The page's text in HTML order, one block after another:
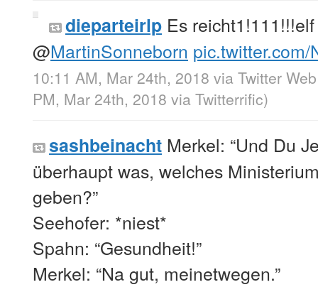
dieparteirlp Es
@MartinSonneborn
10:11 AM, Mar 24th, 2018 via Twitter
PM, Mar 24th, 2018 via Twitterrific)
sashbeinacht Merkel: “Und Du
überhaupt was, welches
geben?”
Seehofer: *niest*
Spahn: “Gesundheit!”
Merkel: “Na gut, meinetwegen.”